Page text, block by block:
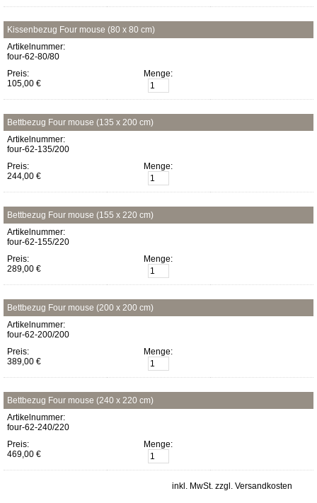
Kissenbezug Four mouse (80 x 80 cm)
Artikelnummer:
four-62-80/80
Preis:
105,00 €
Menge:
Bettbezug Four mouse (135 x 200 cm)
Artikelnummer:
four-62-135/200
Preis:
244,00 €
Menge:
Bettbezug Four mouse (155 x 220 cm)
Artikelnummer:
four-62-155/220
Preis:
289,00 €
Menge:
Bettbezug Four mouse (200 x 200 cm)
Artikelnummer:
four-62-200/200
Preis:
389,00 €
Menge:
Bettbezug Four mouse (240 x 220 cm)
Artikelnummer:
four-62-240/220
Preis:
469,00 €
Menge:
inkl. MwSt. zzgl. Versandkosten